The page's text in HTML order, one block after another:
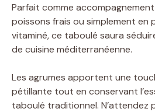
Parfait comme
poissons frais ou simplement en
vitaminé, ce taboulé saura
de cuisine méditerranéenne.
Les agrumes apportent une
pétillante tout en conservant
taboulé traditionnel. N’attendez